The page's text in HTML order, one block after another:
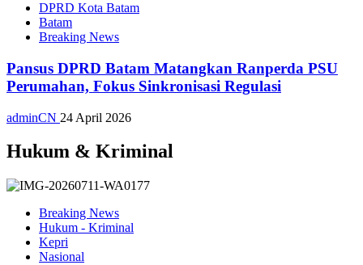
DPRD Kota Batam
Batam
Breaking News
Pansus DPRD Batam Matangkan Ranperda PSU
Perumahan, Fokus Sinkronisasi Regulasi
adminCN 24 April 2026
Hukum & Kriminal
Breaking News
Hukum - Kriminal
Kepri
Nasional